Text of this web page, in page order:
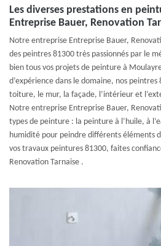
Les diverses prestations en
Entreprise Bauer, Renovation
Notre entreprise Entreprise Bauer,
des peintres 81300 très passionnés par le
bien tous vos projets de peinture à
d’expérience dans le domaine, nos
toiture, le mur, la façade, l’intérieur et
Notre entreprise Entreprise Bauer,
types de peinture : la peinture à l’huile, à
humidité pour peindre différents éléments
vos travaux peintures 81300, faites
Renovation Tarnaise .